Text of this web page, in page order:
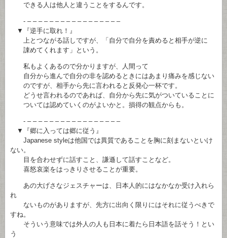
できる人は他人と違うことをするんです。
- – – – – – – – – – – – – – – – – –
▼『逆手に取れ！』
上とつながる話しですが、「自分で自分を責めると相手が逆に
諌めてくれます」という。
私もよくあるので分かりますが、人間って
自分から進んで自分の非を認めるときにはあまり痛みを感じない
のですが、相手から先に言われると反発心一杯です。
どうせ言われるのであれば、自分から先に気がついていることに
ついては認めていくのがよいかと。損得の観点からも。
- – – – – – – – – – – – – – – – – –
▼『郷に入っては郷に従う』
Japanese styleは他国では異質であることを胸に刻まないといけ
ない。
目を合わせずに話すこと、謙遜して話すことなど。
喜怒哀楽をはっきりさせることが重要。
あの大げさなジェスチャーは、日本人的にはなかなか受け入れら
れ
ないものがありますが、先方に出向く限りにはそれに従うべきで
すね。
そういう意味では外人の人も日本に着たら日本語を話そう！とい
う